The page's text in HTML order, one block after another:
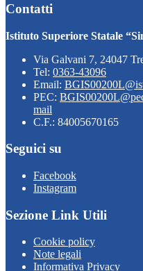
Contatti
Istituto Superiore Statale
Via Galvani 7, 24047
Tel: 0363-43096
Email:
PEC:
mail
C.F.: 84005670165
Seguici su
Facebook
Instagram
Sezione Link Utili
Cookie policy
Note legali
Informativa Privacy